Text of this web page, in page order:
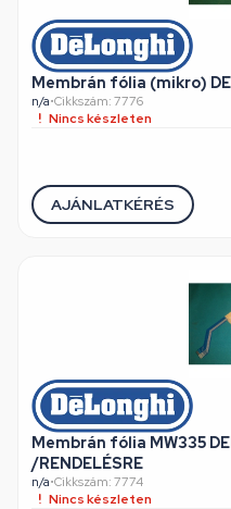
n/a•Cikkszám: 7776
Nincs készleten
AJÁNLATKÉRÉS
Membrán fólia MW335
/RENDELÉSRE
n/a•Cikkszám: 7774
Nincs készleten